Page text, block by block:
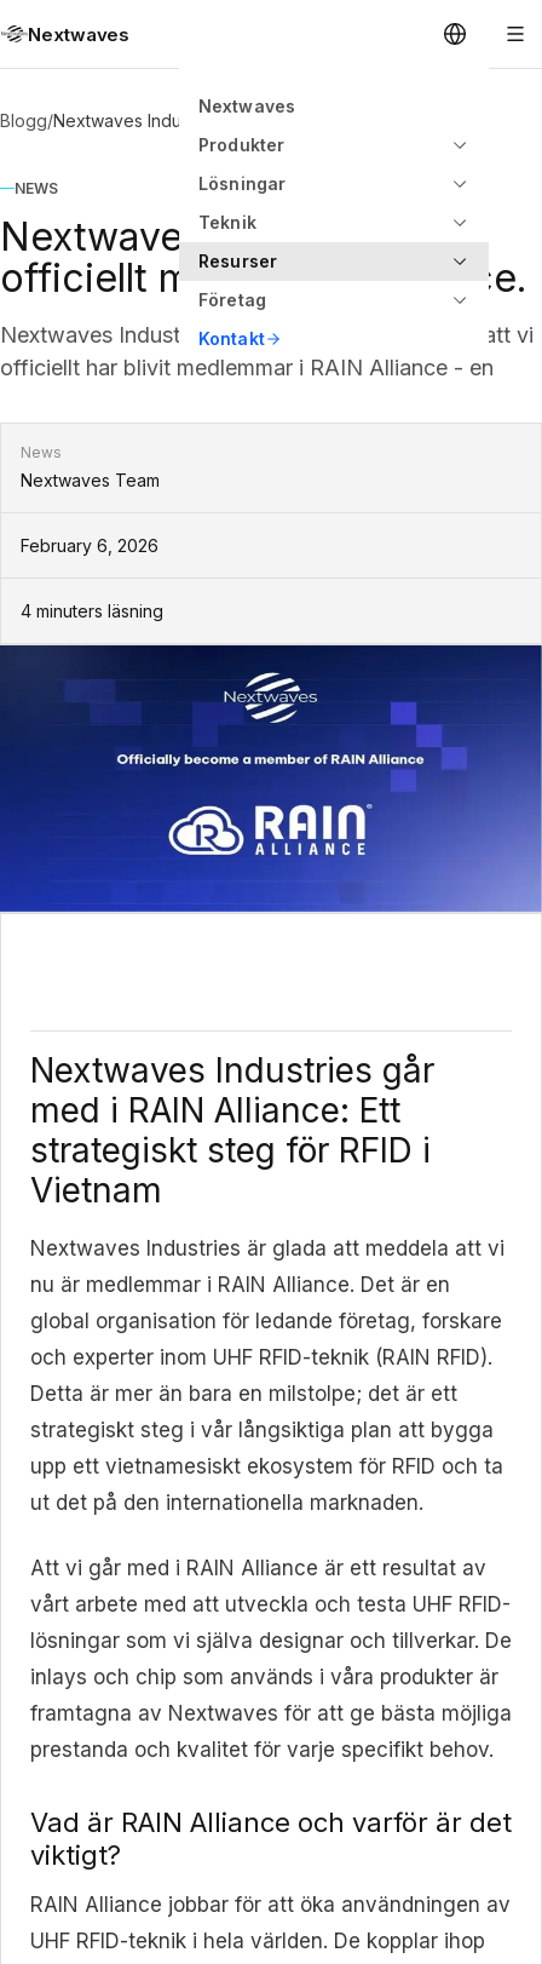
Nextwaves
Nextwaves
Produkter
Lösningar
Teknik
Resurser
Företag
Kontakt
Blogg/Nextwaves Industries går officiellt med i RAIN Alliance.
NEWS
Nextwaves Industries går
officiellt med i RAIN Alliance.
Nextwaves Industries är stolta över att meddela att vi
officiellt har blivit medlemmar i RAIN Alliance - en
News
Nextwaves Team
February 6, 2026
4 minuters läsning
Nextwaves Industries går
med i RAIN Alliance: Ett
strategiskt steg för RFID i
Vietnam
Nextwaves Industries är glada att meddela att vi
nu är medlemmar i RAIN Alliance. Det är en
global organisation för ledande företag, forskare
och experter inom UHF RFID-teknik (RAIN RFID).
Detta är mer än bara en milstolpe; det är ett
strategiskt steg i vår långsiktiga plan att bygga
upp ett vietnamesiskt ekosystem för RFID och ta
ut det på den internationella marknaden.
Att vi går med i RAIN Alliance är ett resultat av
vårt arbete med att utveckla och testa UHF RFID-
lösningar som vi själva designar och tillverkar. De
inlays och chip som används i våra produkter är
framtagna av Nextwaves för att ge bästa möjliga
prestanda och kvalitet för varje specifikt behov.
Vad är RAIN Alliance och varför är det
viktigt?
RAIN Alliance jobbar för att öka användningen av
UHF RFID-teknik i hela världen. De kopplar ihop